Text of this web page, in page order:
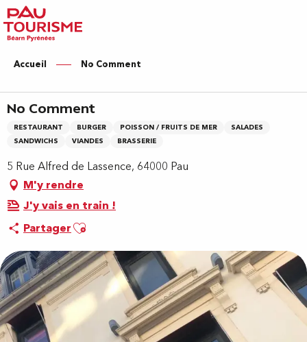
Aller
au
contenu
principal
Accueil No Comment
No Comment
RESTAURANT BURGER POISSON / FRUITS DE MER
SALADES
SANDWICHS
VIANDES BRASSERIE
5 Rue Alfred de Lassence, 64000 Pau
M'y rendre
J'y vais en train !
PartagerAjouter aux favoris